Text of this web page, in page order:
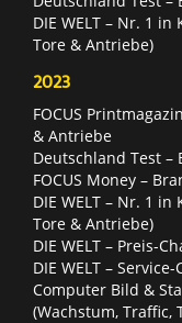
DIE WELT – Nr. 1
Tore & Antriebe)
2023
FOCUS
& Antriebe
Deutschland Test –
FOCUS Money –
DIE WELT – Nr. 1
Tore & Antriebe)
DIE WELT – Preis-
DIE WELT –
Computer Bild &
(Wachstum, Traffic,